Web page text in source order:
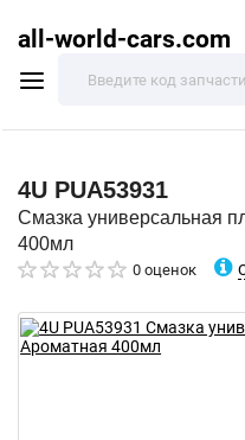
all-world-cars.com
4U PUA53931
Смазка универсальная
400мл
0 оценок